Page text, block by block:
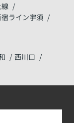
ライン宇須
西川口